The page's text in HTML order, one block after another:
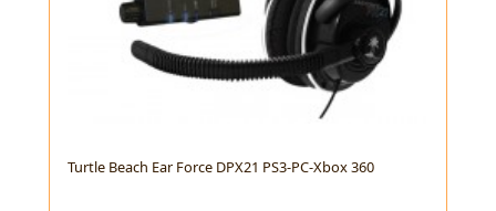
Turtle Beach Ear Force DPX21 PS3-PC-Xbox 360